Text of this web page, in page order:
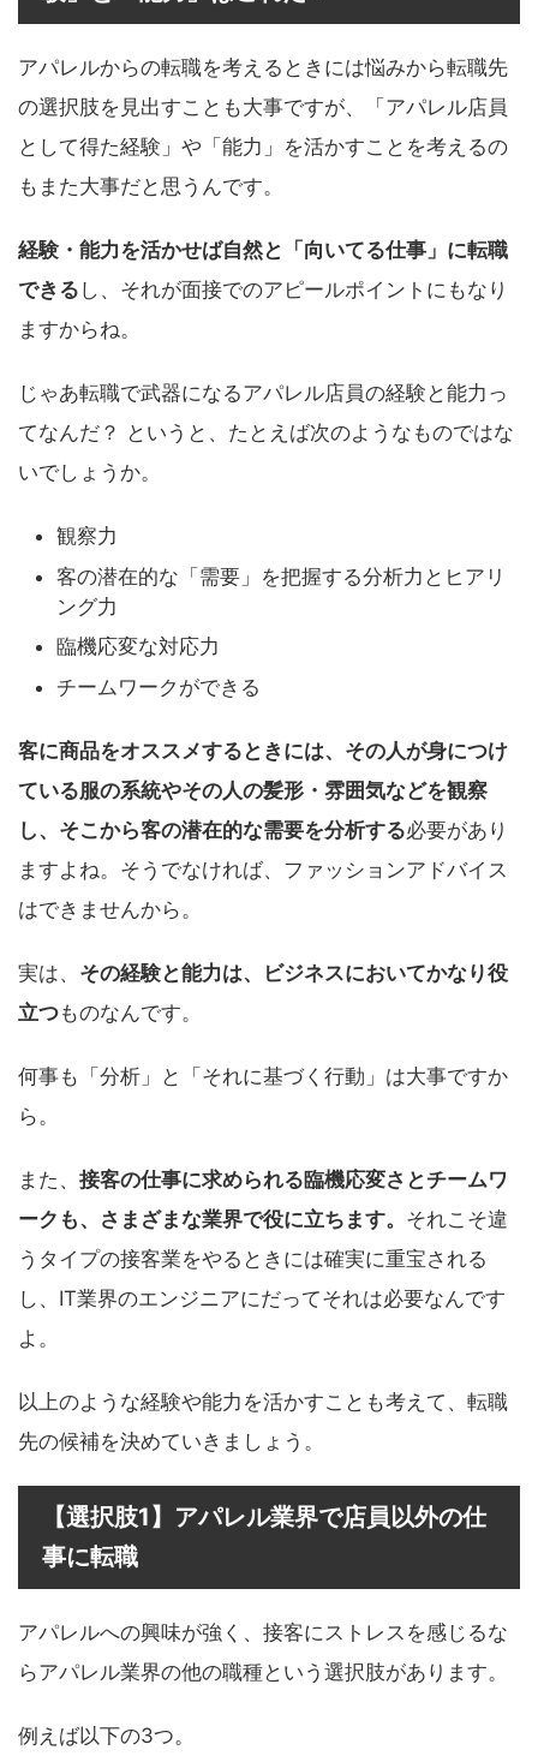
アパレルからの転職を考えるときには悩みから転職先
の選択肢を見出すことも大事ですが、「アパレル店員
として得た経験」や「能力」を活かすことを考えるの
もまた大事だと思うんです。
経験・能力を活かせば自然と「向いてる仕事」に転職
できる し、それが面接でのアピールポイントにもなり
ますからね。
じゃあ転職で武器になるアパレル店員の経験と能力っ
てなんだ？ というと、たとえば次のようなものではな
いでしょうか。
観察力
客の潜在的な「需要」を把握する分析力とヒアリ
ング力
臨機応変な対応力
チームワークができる
客に商品をオススメするときには、その人が身につけ
ている服の系統やその人の髪形・雰囲気などを観察
し、そこから客の潜在的な需要を分析する必要があり
ますよね。そうでなければ、ファッションアドバイス
はできませんから。
実は、 その経験と能力は、ビジネスにおいてかなり役
立つものなんです。
何事も「分析」と「それに基づく行動」は大事ですか
ら。
また、 接客の仕事に求められる臨機応変さとチームワ
ークも、さまざまな業界で役に立ちます。 それこそ違
うタイプの接客業をやるときには確実に重宝される
し、IT業界のエンジニアにだってそれは必要なんです
よ。
以上のような経験や能力を活かすことも考えて、転職
先の候補を決めていきましょう。
【選択肢1】アパレル業界で店員以外の仕
事に転職
アパレルへの興味が強く、接客にストレスを感じるな
らアパレル業界の他の職種という選択肢があります。
例えば以下の3つ。